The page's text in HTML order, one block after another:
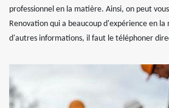
professionnel en la matière. Ainsi, on peut
Renovation qui a beaucoup d'expérience en la
d'autres informations, il faut le téléphoner